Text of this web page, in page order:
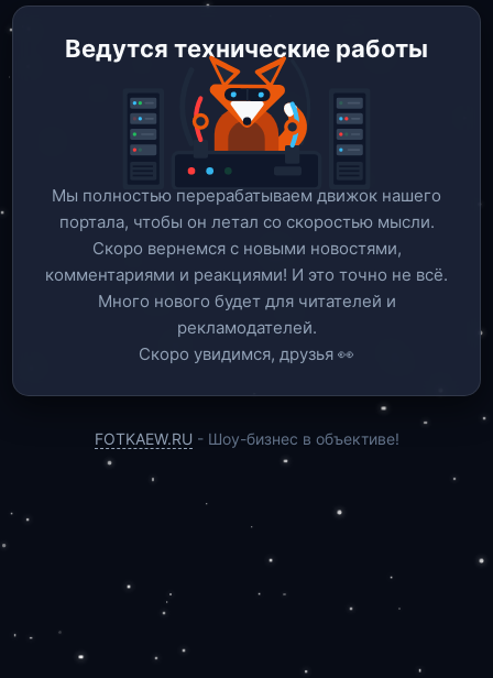
Ведутся технические работы
Мы полностью перерабатываем движок нашего
портала, чтобы он летал со скоростью мысли.
Скоро вернемся c новыми новостями,
комментариями и реакциями! И это точно не всё.
Много нового будет для читателей и
рекламодателей.
Скоро увидимся, друзья 👀
FOTKAEW.RU - Шоу-бизнес в объективе!